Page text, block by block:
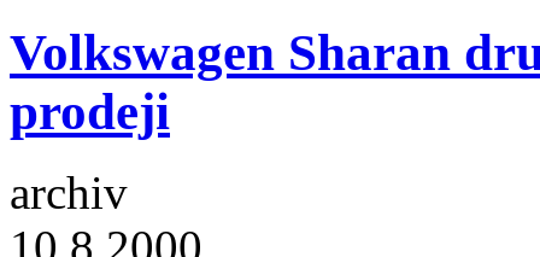
Volkswagen Sharan
prodeji
archiv